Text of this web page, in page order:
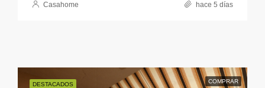
Casahome hace 5 días
DESTACADOS COMPRAR